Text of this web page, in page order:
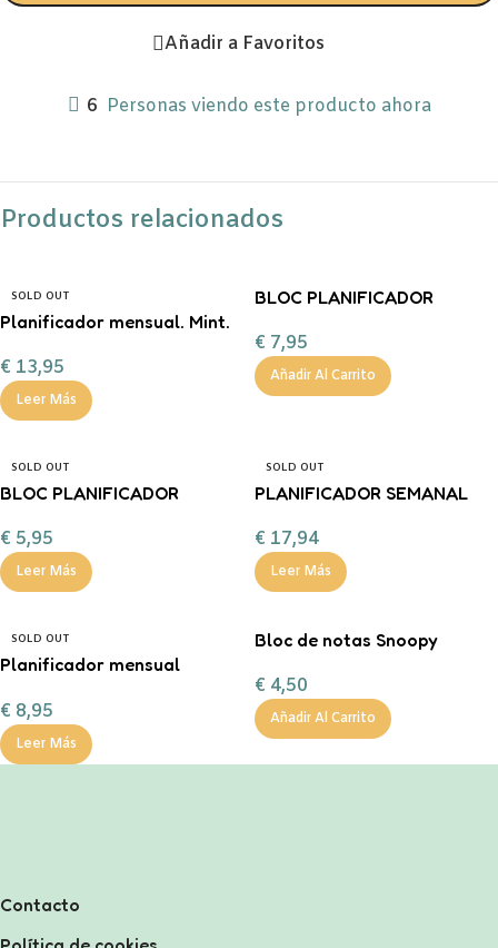
Añadir a Favoritos
6 Personas viendo este producto ahora
Productos relacionados
SOLD OUT
Planificador mensual. Mint.
€ 13,95
Leer Más
BLOC PLANIFICADOR
€ 7,95
Añadir Al Carrito
SOLD OUT
BLOC PLANIFICADOR
PASTEL COLLECTION
€ 5,95
Leer Más
SOLD OUT
PLANIFICADOR SEMANAL
MUCHAS TAREAS
€ 17,94
Leer Más
SOLD OUT
Planificador mensual
€ 8,95
Leer Más
Bloc de notas Snoopy
€ 4,50
Añadir Al Carrito
Contacto